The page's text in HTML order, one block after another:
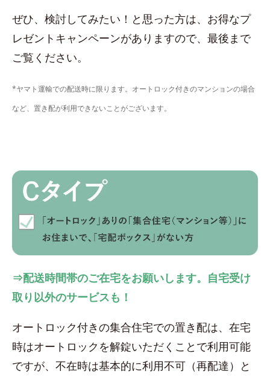
ぜひ、検討してみたい！と思った方は、お得なプ
レゼントキャンペーンがありますので、最後まで
ご覧ください。
*ヤマト運輸での配送時に限ります。オートロック付きのマンションの場合
など、置き配が利用できないことがございます。
⇒配送時間帯のご在宅をお願いします。自宅受け
取り以外のサービスも！
オートロック付きの集合住宅での置き配は、在宅
時はオートロックを解錠いただくことで利用可能
ですが、不在時は基本的に利用不可（再配達）と